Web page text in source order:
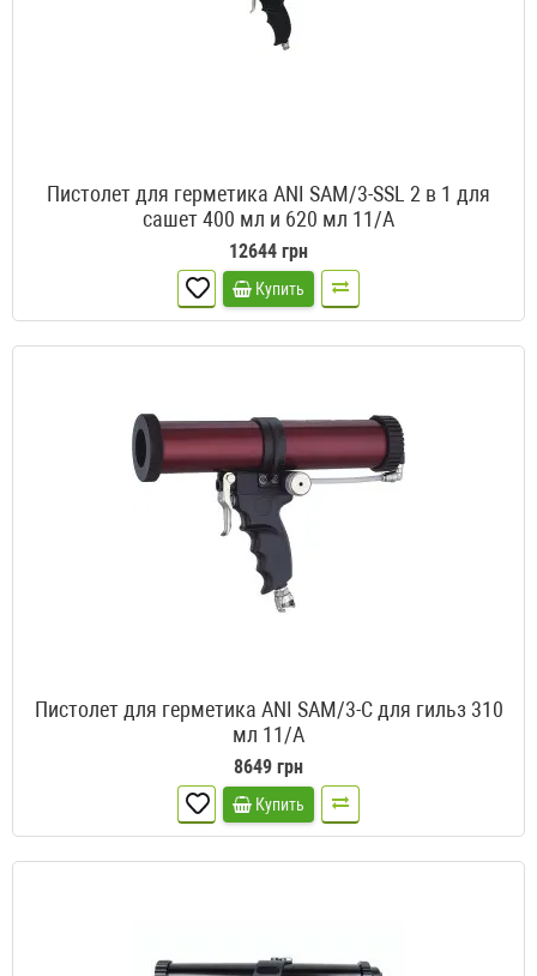
Пистолет для герметика ANI SAM/3-SSL 2 в 1 для
сашет 400 мл и 620 мл 11/A
12644 грн
Купить
Пистолет для герметика ANI SAM/3-С для гильз 310
мл 11/A
8649 грн
Купить